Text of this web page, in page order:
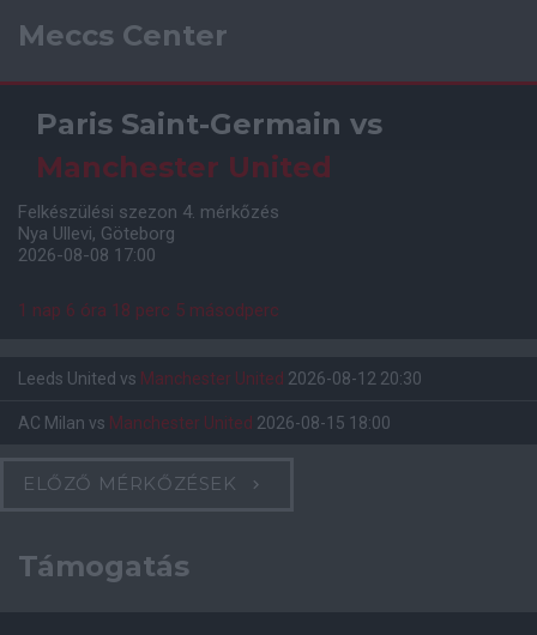
Meccs Center
Paris Saint-Germain vs
Manchester United
Felkészülési szezon 4. mérkőzés
Nya Ullevi, Göteborg
2026-08-08 17:00
1 nap 6 óra 18 perc 4 másodperc
Leeds United vs Manchester United 2026-08-12 20:30
AC Milan vs Manchester United 2026-08-15 18:00
ELŐZŐ MÉRKŐZÉSEK
Támogatás